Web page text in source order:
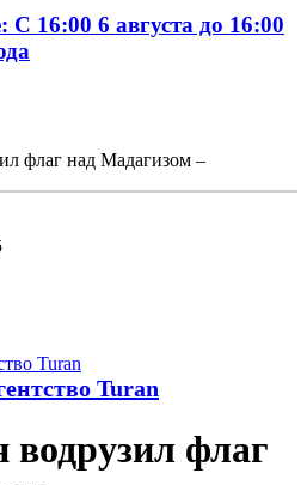
С 16:00 6 августа до 16:00
флаг над Мадагизом –
Turan
водрузил флаг